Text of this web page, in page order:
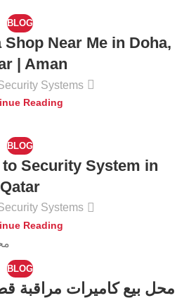
BLOG
Shop Near Me in Doha,
| Aman
Systems
Reading
BLOG
Security System in
Qatar
Systems
Reading
BLOG
محل بيع كاميرات مراقبة